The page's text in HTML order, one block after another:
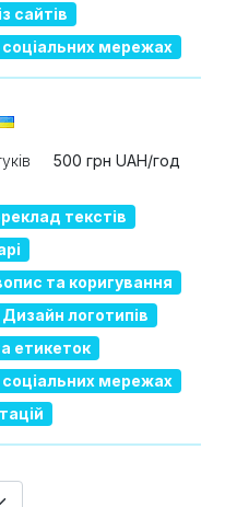
сайтів
мережах
500 грн UAH/год
текстів
та коригування
Дизайн логотипів
етикеток
мережах